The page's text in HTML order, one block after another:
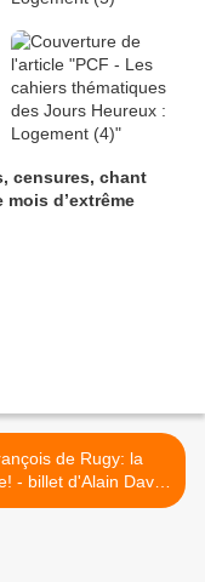
censures, chant
d’extrême
de Rugy: la
- billet d'Alain David
>